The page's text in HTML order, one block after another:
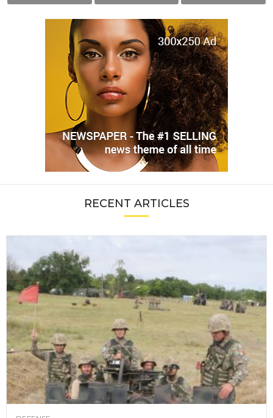
RECENT ARTICLES